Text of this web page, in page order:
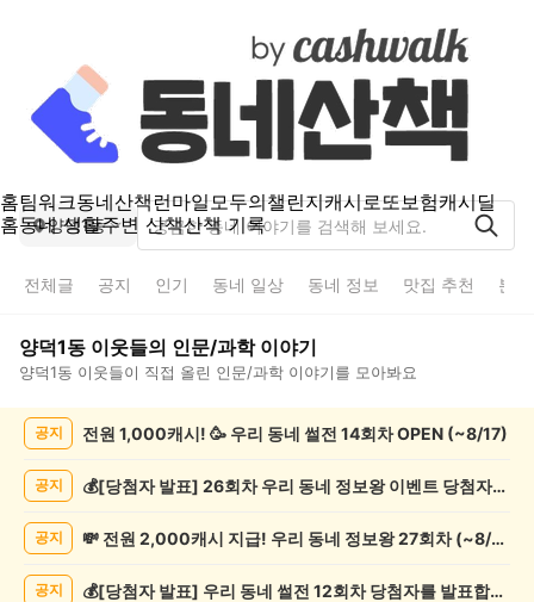
홈팀워크동네산책런마일모두의챌린지캐시로또보험캐시딜
홈동네 생활주변 산책산책 기록
양덕1동
전체글 공지 인기 동네 일상 동네 정보 맛집 추천 분
양덕1동 이웃들의 인문/과학이야기
양덕1동 이웃들이 직접 올린 인문/과학 이야기를 모아봐요
문/
공지 전원 1,000캐시! 🥳 우리 동네 썰전 14회차 OPEN (~8/17)
공지 💰[당첨자 발표] 26회차 우리 동네 정보왕 이벤트 당첨자를 발표합니다!
공지 💸 전원 2,000캐시 지급! 우리 동네 정보왕 27회차 (~8/10)
공지 💰[당첨자 발표] 우리 동네 썰전 12회차 당첨자를 발표합니다!